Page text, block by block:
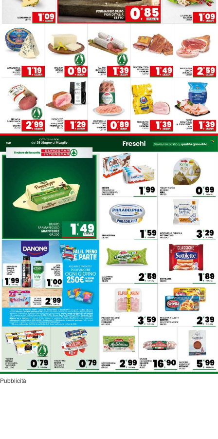
Pubblicità